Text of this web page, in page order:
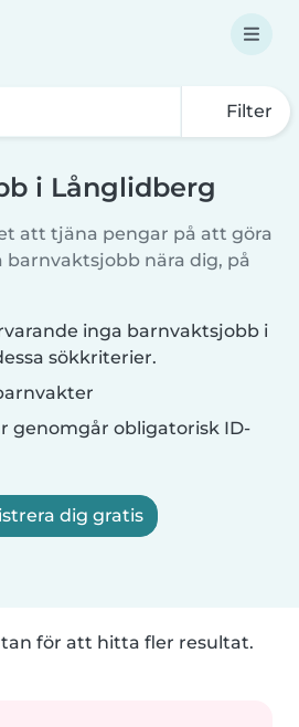
Filter
i Långlidberg
att tjäna pengar på att göra
nära dig, på
inga barnvaktsjobb i
sökkriterier.
genomgår obligatorisk ID-
dig gratis
för att hitta fler resultat.